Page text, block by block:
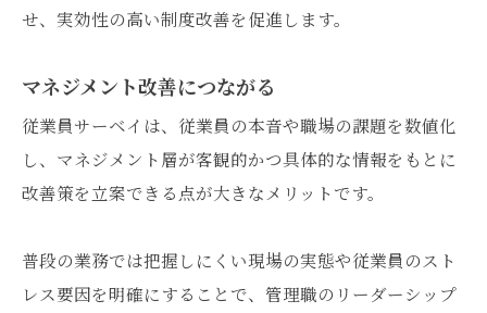
せ、実効性の高い制度改善を促進します。
マネジメント改善につながる
従業員サーベイは、従業員の本音や職場の課題を数値化
し、マネジメント層が客観的かつ具体的な情報をもとに
改善策を立案できる点が大きなメリットです。
普段の業務では把握しにくい現場の実態や従業員のスト
レス要因を明確にすることで、管理職のリーダーシップ